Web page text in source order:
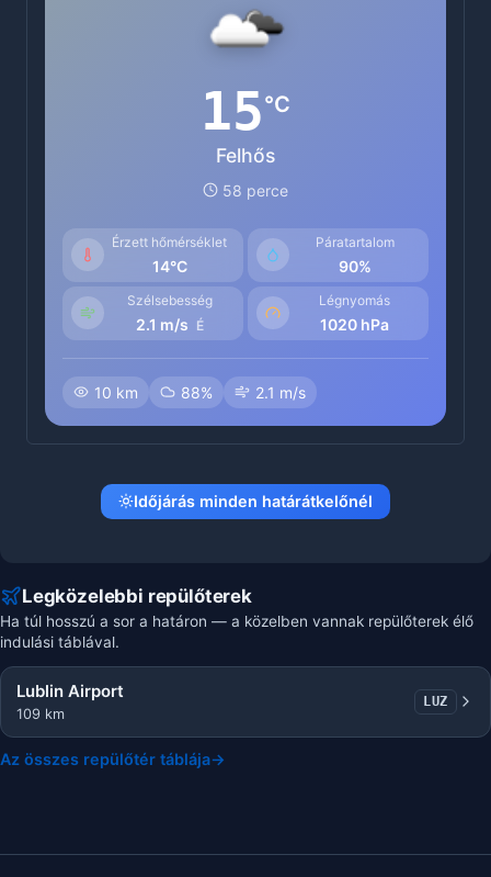
15°C
Felhős
58 perce
Érzett hőmérséklet
14°C
Páratartalom
90%
Szélsebesség
2.1 m/s É
Légnyomás
1020 hPa
10 km 88% 2.1 m/s
Időjárás minden határátkelőnél
Legközelebbi repülőterek
Ha túl hosszú a sor a határon — a közelben vannak repülőterek élő
indulási táblával.
Lublin Airport
109 km
LUZ
Az összes repülőtér táblája→